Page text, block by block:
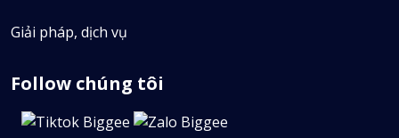
Nguyễn Thanh Danh
14
Tin bán
Giải pháp, dịch vụ
Follow chúng tôi